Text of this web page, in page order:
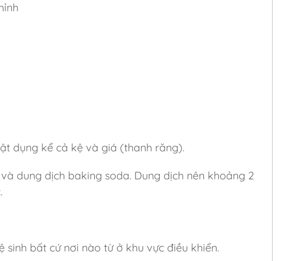
dụng kể cả kệ và giá (thanh răng).
dung dịch baking soda. Dung dịch nên khoảng 2
bất cứ nơi nào từ ở khu vực điều khiển.